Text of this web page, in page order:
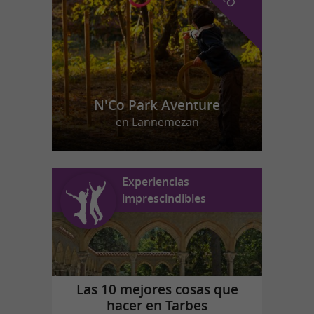
N'Co Park Aventure
en Lannemezan
Experiencias
imprescindibles
Las 10 mejores cosas que
hacer en Tarbes